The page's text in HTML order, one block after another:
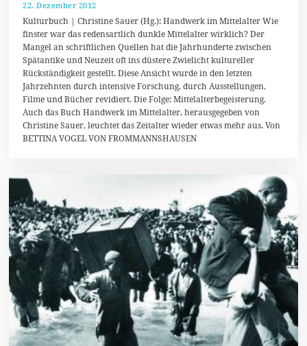
22. Dezember 2012
.
M
ä
r
2
0
1
Kulturbuch | Christine Sauer (Hg.): Handwerk im Mittelalter Wie
finster war das redensartlich dunkle Mittelalter wirklich? Der
Mangel an schriftlichen Quellen hat die Jahrhunderte zwischen
Spätantike und Neuzeit oft ins düstere Zwielicht kultureller
Rückständigkeit gestellt. Diese Ansicht wurde in den letzten
Jahrzehnten durch intensive Forschung, durch Ausstellungen,
Filme und Bücher revidiert. Die Folge: Mittelalterbegeisterung.
Auch das Buch Handwerk im Mittelalter, herausgegeben von
Christine Sauer, leuchtet das Zeitalter wieder etwas mehr aus. Von
BETTINA VOGEL VON FROMMANNSHAUSEN